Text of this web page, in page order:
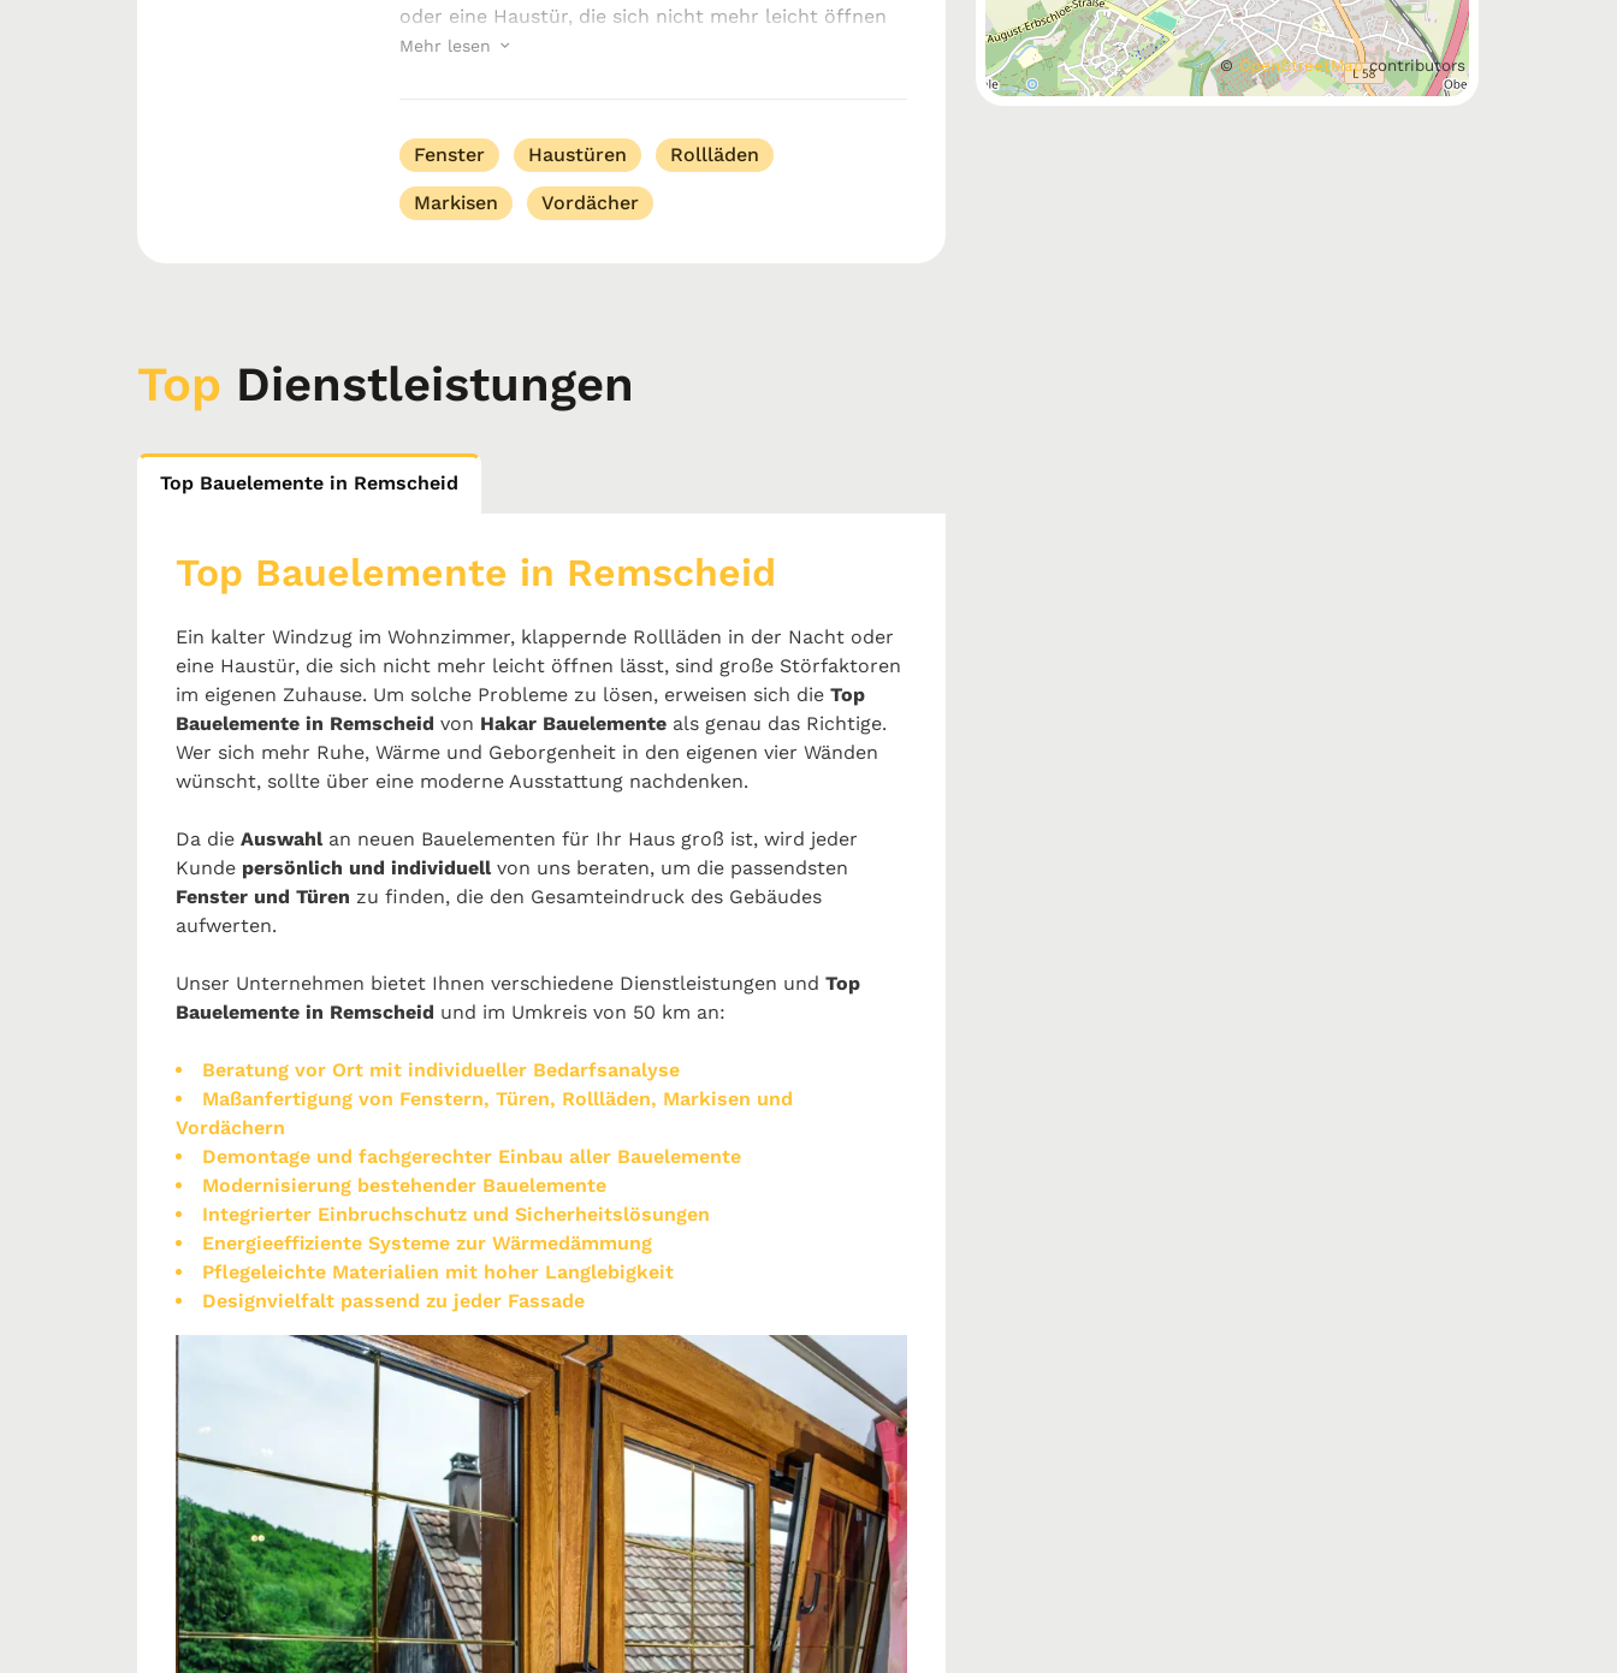
oder eine Haustür, die sich nicht mehr leicht öffnen
lässt, sind große Störfaktoren im eigenen Zuhause.
Mehr lesen
Fenster Haustüren Rollläden
Markisen Vordächer
©OpenStreetMapcontributors
Top Dienstleistungen
Top Bauelemente in Remscheid
Top Bauelemente in Remscheid
Ein kalter Windzug im Wohnzimmer, klappernde Rollläden in der Nacht oder
eine Haustür, die sich nicht mehr leicht öffnen lässt, sind große Störfaktoren
im eigenen Zuhause. Um solche Probleme zu lösen, erweisen sich die Top
Bauelemente in Remscheid von Hakar Bauelemente als genau das Richtige.
Wer sich mehr Ruhe, Wärme und Geborgenheit in den eigenen vier Wänden
wünscht, sollte über eine moderne Ausstattung nachdenken.
Da die Auswahl an neuen Bauelementen für Ihr Haus groß ist, wird jeder
Kunde persönlich und individuell von uns beraten, um die passendsten
Fenster und Türen zu finden, die den Gesamteindruck des Gebäudes
aufwerten.
Unser Unternehmen bietet Ihnen verschiedene Dienstleistungen und Top
Bauelemente in Remscheid und im Umkreis von 50 km an:
Beratung vor Ort mit individueller Bedarfsanalyse
Maßanfertigung von Fenstern, Türen, Rollläden, Markisen und
Vordächern
Demontage und fachgerechter Einbau aller Bauelemente
Modernisierung bestehender Bauelemente
Integrierter Einbruchschutz und Sicherheitslösungen
Energieeffiziente Systeme zur Wärmedämmung
Pflegeleichte Materialien mit hoher Langlebigkeit
Designvielfalt passend zu jeder Fassade